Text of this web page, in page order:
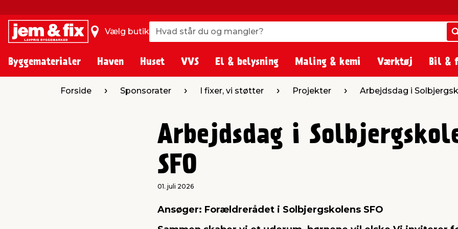
Vælg butik Hvad står du og mangler?
Hvad står du og mangler?
Byggematerialer Haven Huset VVS El & belysning Maling & kemi Værktøj Bil &
Forside Sponsorater I fixer, vi støtter Projekter Arbejdsdag i
Arbejdsdag i
SFO
01. juli 2026
Ansøger: Forældrerådet i Solbjergskolens SFO